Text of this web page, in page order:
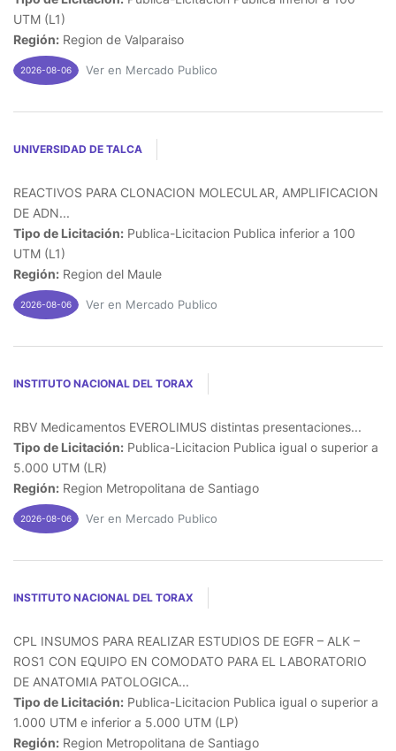
UTM (L1)
Región: Region de Valparaiso
2026-08-06 Ver en Mercado Publico
UNIVERSIDAD DE TALCA
REACTIVOS PARA CLONACION MOLECULAR, AMPLIFICACION
DE ADN...
Tipo de Licitación: Publica-Licitacion Publica inferior a 100
UTM (L1)
Región: Region del Maule
2026-08-06 Ver en Mercado Publico
INSTITUTO NACIONAL DEL TORAX
RBV Medicamentos EVEROLIMUS distintas presentaciones...
Tipo de Licitación: Publica-Licitacion Publica igual o superior a
5.000 UTM (LR)
Región: Region Metropolitana de Santiago
2026-08-06 Ver en Mercado Publico
INSTITUTO NACIONAL DEL TORAX
CPL INSUMOS PARA REALIZAR ESTUDIOS DE EGFR – ALK –
ROS1 CON EQUIPO EN COMODATO PARA EL LABORATORIO
DE ANATOMIA PATOLOGICA...
Tipo de Licitación: Publica-Licitacion Publica igual o superior a
1.000 UTM e inferior a 5.000 UTM (LP)
Región: Region Metropolitana de Santiago